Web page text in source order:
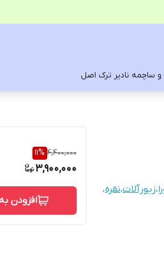
نادیر ترک اصل
،زیورآلات،نقره،
4,400,000
11%
3,900,000
افزودن